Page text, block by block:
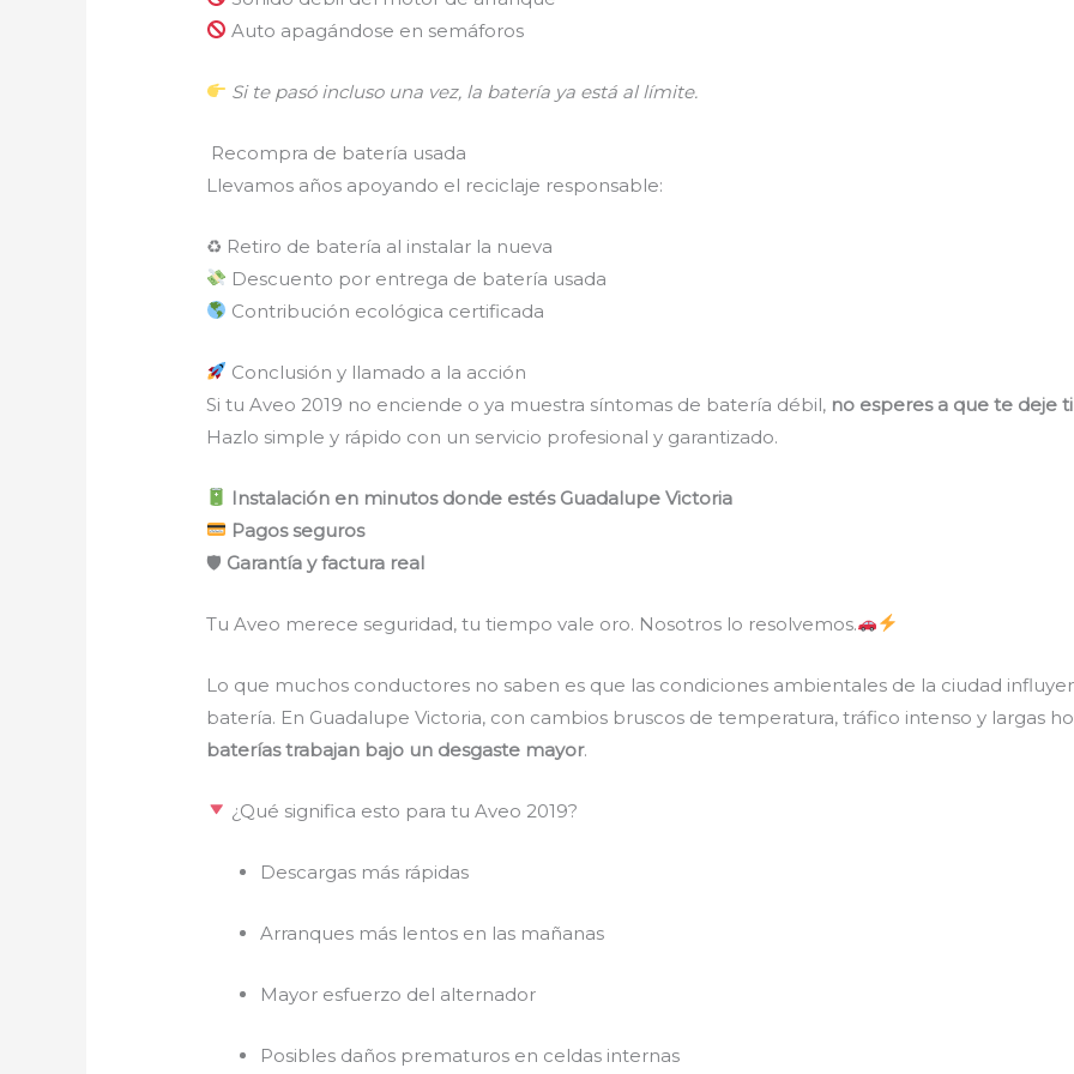
Auto apagándose en semáforos
Si te pasó incluso una vez, la batería ya está al límite.
Recompra de batería usada
Llevamos años apoyando el reciclaje responsable:
♻ Retiro de batería al instalar la nueva
Descuento por entrega de batería usada
Contribución ecológica certificada
Conclusión y llamado a la acción
Si tu Aveo 2019 no enciende o ya muestra síntomas de batería débil, no esperes a que te deje
Hazlo simple y rápido con un servicio profesional y garantizado.
Instalación en minutos donde estés Guadalupe Victoria
Pagos seguros
🛡 Garantía y factura real
Tu Aveo merece seguridad, tu tiempo vale oro. Nosotros lo resolvemos.
Lo que muchos conductores no saben es que las condiciones ambientales de la ciudad
batería. En Guadalupe Victoria, con cambios bruscos de temperatura, tráfico intenso y largas
baterías trabajan bajo un desgaste mayor.
¿Qué significa esto para tu Aveo 2019?
Descargas más rápidas
Arranques más lentos en las mañanas
Mayor esfuerzo del alternador
Posibles daños prematuros en celdas internas